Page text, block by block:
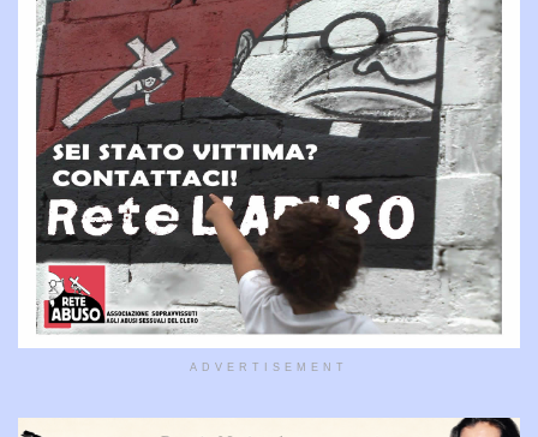
ADVERTISEMENT